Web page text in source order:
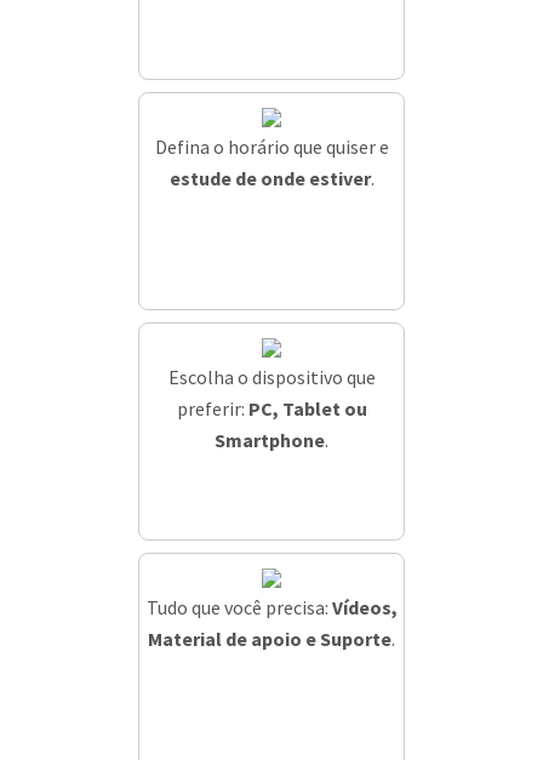
Defina o horário que quiser e
estude de onde estiver.
Escolha o dispositivo que
preferir: PC, Tablet ou
Smartphone.
Tudo que você precisa: Vídeos,
Material de apoio e Suporte.